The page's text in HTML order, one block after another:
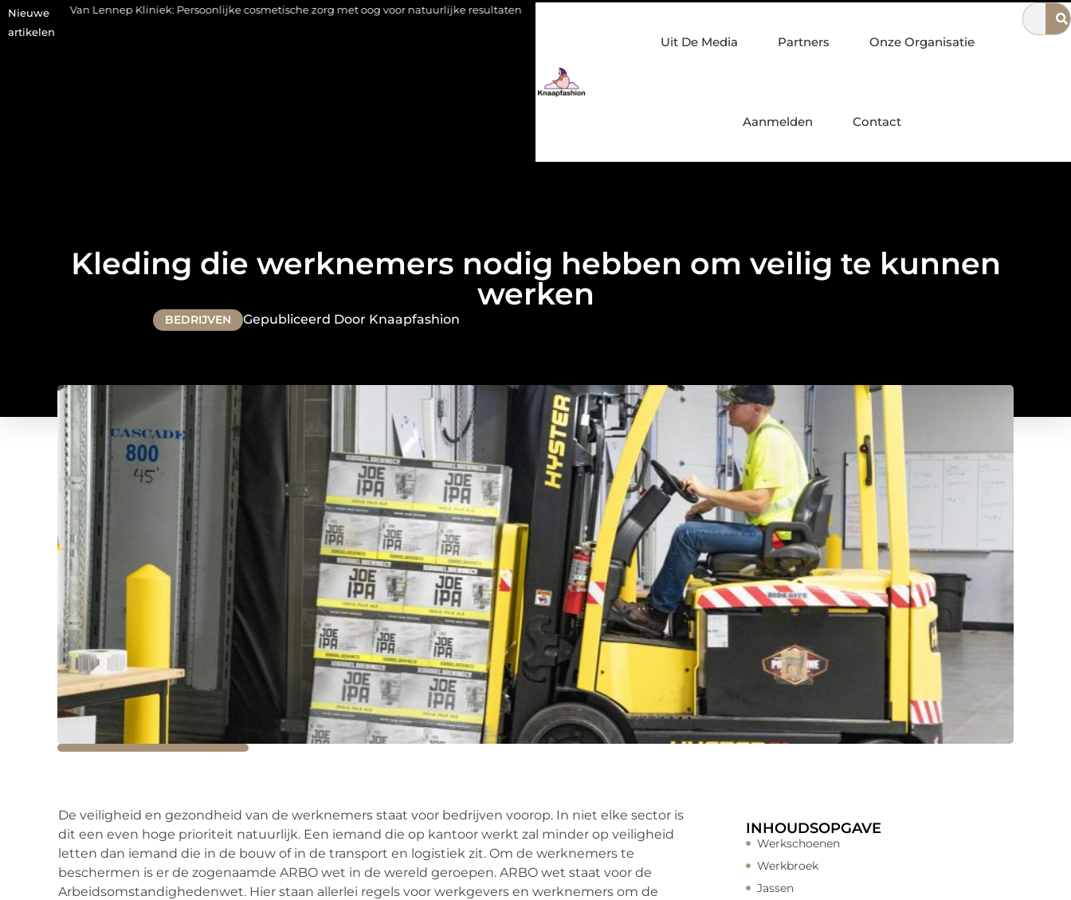
Nieuwe
artikelen
Kliniek: Persoonlijke cosmetische zorg met oog voor natuurlijke resultaten Bouwen aan een luxueuze garderobe in een kledingwinkel in Nijmegen Waarom een escaperoom ideaal is voor
Uit De Media Partners Onze Organisatie
Aanmelden Contact
Kleding die werknemers nodig hebben om veilig te kunnen
werken
BEDRIJVEN Gepubliceerd Door Knaapfashion
De veiligheid en gezondheid van de werknemers staat voor bedrijven voorop. In niet elke sector is
dit een even hoge prioriteit natuurlijk. Een iemand die op kantoor werkt zal minder op veiligheid
letten dan iemand die in de bouw of in de transport en logistiek zit. Om de werknemers te
beschermen is er de zogenaamde ARBO wet in de wereld geroepen. ARBO wet staat voor de
Arbeidsomstandighedenwet. Hier staan allerlei regels voor werkgevers en werknemers om de
INHOUDSOPGAVE
Werkschoenen
Werkbroek
Jassen